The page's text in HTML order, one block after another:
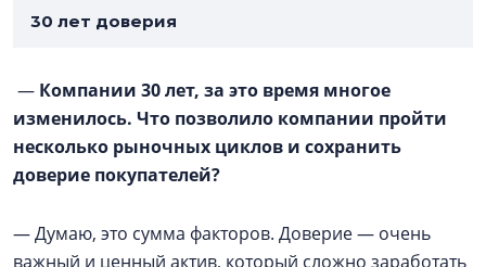
30 лет доверия
— Компании 30 лет, за это время многое
изменилось. Что позволило компании пройти
несколько рыночных циклов и сохранить
доверие покупателей?
— Думаю, это сумма факторов. Доверие — очень
важный и ценный актив, который сложно заработать